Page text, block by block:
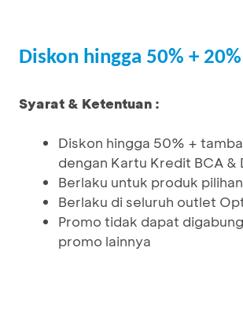
Diskon hingga 50% + 20%
Syarat & Ketentuan :
Diskon hingga 50% +
dengan Kartu Kredit BCA &
Berlaku untuk produk pilihan
Berlaku di seluruh outlet
Promo tidak dapat
promo lainnya